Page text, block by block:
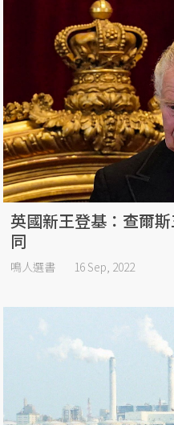
英國新王登基：查爾
同
鳴人選書 16 Sep, 2022